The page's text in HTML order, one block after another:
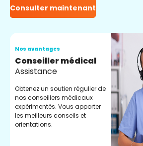
Consulter maintenant
Nos avantages
Conseiller médical
Assistance
Obtenez un soutien régulier de
nos conseillers médicaux
expérimentés. Vous apporter
les meilleurs conseils et
orientations.